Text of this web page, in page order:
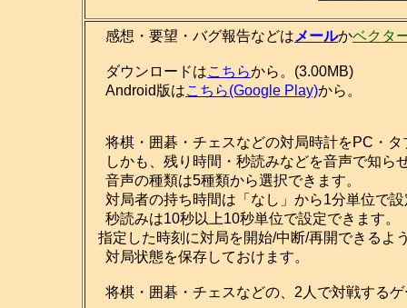
感想・要望・バグ報告などは メールかベクタ
ダウンロードはこちらから。(3.00MB)
Android版はこちら(Google Play)から。
将棋・囲碁・チェスなどの対局時計をPC・
しかも、残り時間・秒読みなどを音声で知ら
音声の種類は5種類から選択できます。
対局者の持ち時間は「なし」から1分単位で
秒読みは10秒以上10秒単位で設定できます。
指定した時刻に対局を開始/中断/再開できるよ
対局状態を保存しておけます。
将棋・囲碁・チェスなどの、2人で対戦する